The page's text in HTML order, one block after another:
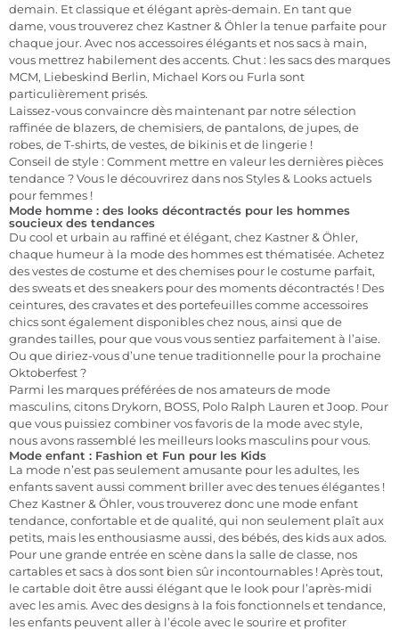
demain. Et classique et élégant après-demain. En tant que
dame, vous trouverez chez Kastner & Öhler la tenue parfaite pour
chaque jour. Avec nos accessoires élégants et nos sacs à main,
vous mettrez habilement des accents. Chut : les sacs des marques
MCM, Liebeskind Berlin, Michael Kors ou Furla sont
particulièrement prisés.
Laissez-vous convaincre dès maintenant par notre sélection
raffinée de blazers, de chemisiers, de pantalons, de jupes, de
robes, de T-shirts, de vestes, de bikinis et de lingerie !
Conseil de style : Comment mettre en valeur les dernières pièces
tendance ? Vous le découvrirez dans nos Styles & Looks actuels
pour femmes !
Mode homme : des looks décontractés pour les hommes
soucieux des tendances
Du cool et urbain au raffiné et élégant, chez Kastner & Öhler,
chaque humeur à la mode des hommes est thématisée. Achetez
des vestes de costume et des chemises pour le costume parfait,
des sweats et des sneakers pour des moments décontractés ! Des
ceintures, des cravates et des portefeuilles comme accessoires
chics sont également disponibles chez nous, ainsi que de
grandes tailles, pour que vous vous sentiez parfaitement à l’aise.
Ou que diriez-vous d’une tenue traditionnelle pour la prochaine
Oktoberfest ?
Parmi les marques préférées de nos amateurs de mode
masculins, citons Drykorn, BOSS, Polo Ralph Lauren et Joop. Pour
que vous puissiez combiner vos favoris de la mode avec style,
nous avons rassemblé les meilleurs looks masculins pour vous.
Mode enfant : Fashion et Fun pour les Kids
La mode n’est pas seulement amusante pour les adultes, les
enfants savent aussi comment briller avec des tenues élégantes !
Chez Kastner & Öhler, vous trouverez donc une mode enfant
tendance, confortable et de qualité, qui non seulement plaît aux
petits, mais les enthousiasme aussi, des bébés, des kids aux ados.
Pour une grande entrée en scène dans la salle de classe, nos
cartables et sacs à dos sont bien sûr incontournables ! Après tout,
le cartable doit être aussi élégant que le look pour l’après-midi
avec les amis. Avec des designs à la fois fonctionnels et tendance,
les enfants peuvent aller à l’école avec le sourire et profiter